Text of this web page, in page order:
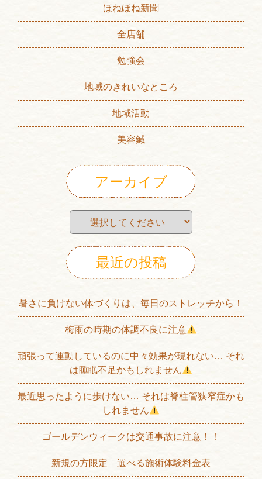
ほねほね新聞
全店舗
勉強会
地域のきれいなところ
地域活動
美容鍼
アーカイブ
最近の投稿
暑さに負けない体づくりは、毎日のストレッチから！
梅雨の時期の体調不良に注意
頑張って運動しているのに中々効果が現れない… それ
は睡眠不足かもしれません
最近思ったように歩けない… それは脊柱管狭窄症かも
しれません
ゴールデンウィークは交通事故に注意！！
新規の方限定 選べる施術体験料金表